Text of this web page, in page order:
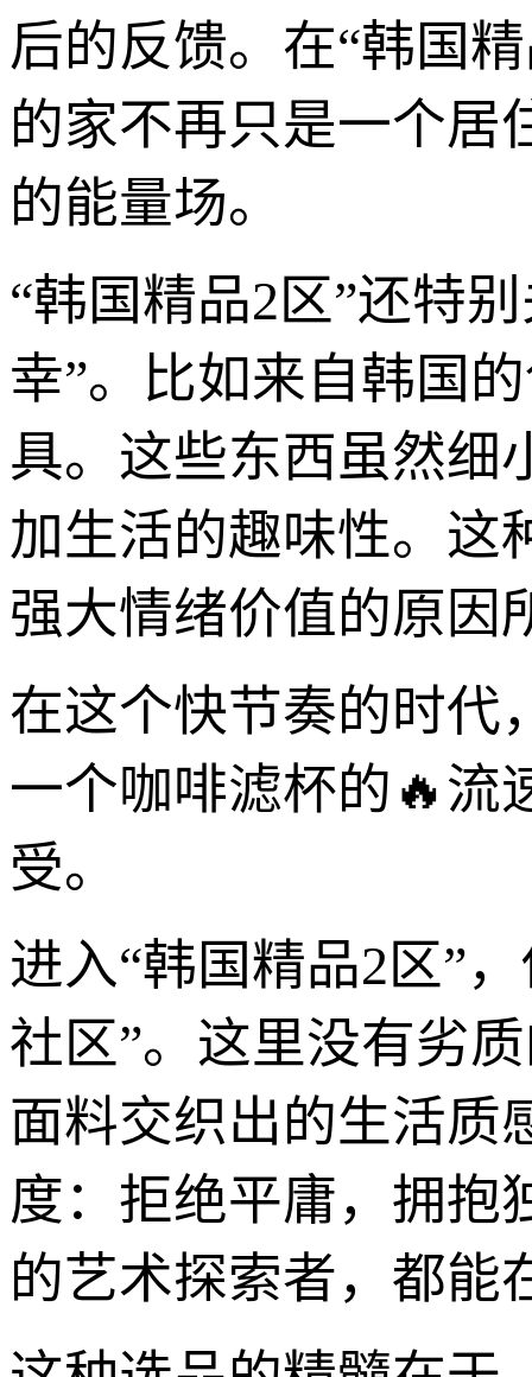
后的反馈。在“韩国
的家不再只是一个居
的能量场。
“韩国精品2区”还特
幸”。比如来自韩国
具。这些东西虽然细
加生活的趣味性。这
强大情绪价值的原因
在这个快节奏的时代
一个咖啡滤杯的🔥流
受。
进入“韩国精品2区”
社区”。这里没有劣
面料交织出的生活质
度：拒绝平庸，拥抱
的艺术探索者，都能